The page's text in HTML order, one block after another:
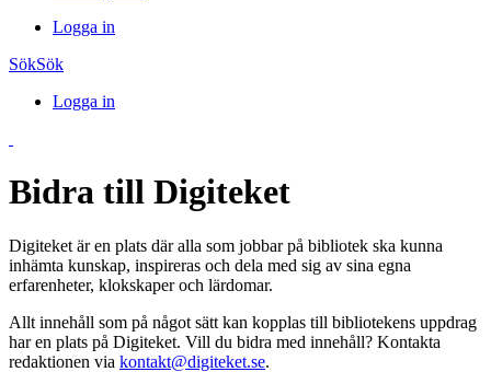
Logga in
SökSök
Logga in
Bidra till Digiteket
Digiteket är en plats där alla som jobbar på bibliotek ska kunna
inhämta kunskap, inspireras och dela med sig av sina egna
erfarenheter, klokskaper och lärdomar.
Allt innehåll som på något sätt kan kopplas till bibliotekens uppdrag
har en plats på Digiteket. Vill du bidra med innehåll? Kontakta
redaktionen via kontakt@digiteket.se.